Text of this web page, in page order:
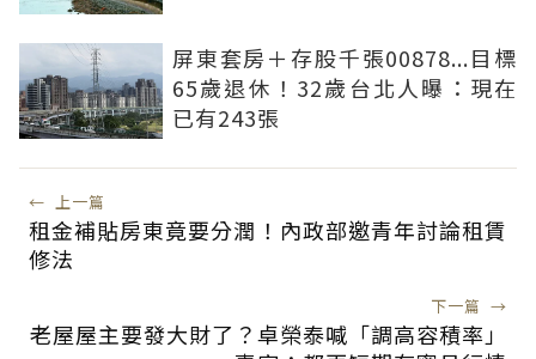
屏東套房＋存股千張00878...目標
65歲退休！32歲台北人曝：現在
已有243張
← 上一篇
租金補貼房東竟要分潤！內政部邀青年討論租賃
修法
下一篇 →
老屋屋主要發大財了？卓榮泰喊「調高容積率」